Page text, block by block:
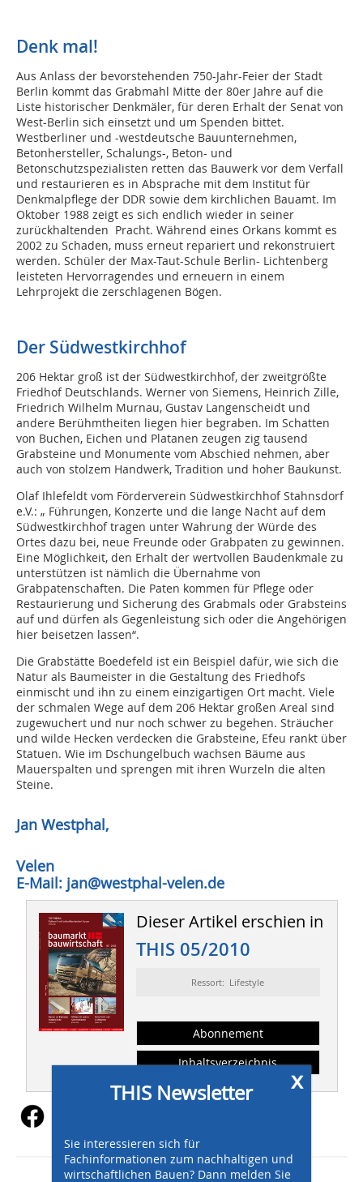
Denk mal!
Aus Anlass der bevorstehenden 750-Jahr-Feier der Stadt
Berlin kommt das Grabmahl Mitte der 80er Jahre auf die
Liste historischer Denkmäler, für deren Erhalt der Senat von
West-Berlin sich einsetzt und um Spenden bittet.
Westberliner und -westdeutsche Bauunternehmen,
Betonhersteller, Schalungs-, Beton- und
Betonschutzspezialisten retten das Bauwerk vor dem Verfall
und restaurieren es in Absprache mit dem Institut für
Denkmalpflege der DDR sowie dem kirchlichen Bauamt. Im
Oktober 1988 zeigt es sich endlich wieder in seiner
zurückhaltenden Pracht. Während eines Orkans kommt es
2002 zu Schaden, muss erneut repariert und rekonstruiert
werden. Schüler der Max-Taut-Schule Berlin- Lichtenberg
leisteten Hervorragendes und erneuern in einem
Lehrprojekt die zerschlagenen Bögen.
Der Südwestkirchhof
206 Hektar groß ist der Südwestkirchhof, der zweitgrößte
Friedhof Deutschlands. Werner von Siemens, Heinrich Zille,
Friedrich Wilhelm Murnau, Gustav Langenscheidt und
andere Berühmtheiten liegen hier begraben. Im Schatten
von Buchen, Eichen und Platanen zeugen zig tausend
Grabsteine und Monumente vom Abschied nehmen, aber
auch von stolzem Handwerk, Tradition und hoher Baukunst.
Olaf Ihlefeldt vom Förderverein Südwestkirchhof Stahnsdorf
e.V.: „ Führungen, Konzerte und die lange Nacht auf dem
Südwestkirchhof tragen unter Wahrung der Würde des
Ortes dazu bei, neue Freunde oder Grabpaten zu gewinnen.
Eine Möglichkeit, den Erhalt der wertvollen Baudenkmale zu
unterstützen ist nämlich die Übernahme von
Grabpatenschaften. Die Paten kommen für Pflege oder
Restaurierung und Sicherung des Grabmals oder Grabsteins
auf und dürfen als Gegenleistung sich oder die Angehörigen
hier beisetzen lassen“.
Die Grabstätte Boedefeld ist ein Beispiel dafür, wie sich die
Natur als Baumeister in die Gestaltung des Friedhofs
einmischt und ihn zu einem einzigartigen Ort macht. Viele
der schmalen Wege auf dem 206 Hektar großen Areal sind
zugewuchert und nur noch schwer zu begehen. Sträucher
und wilde Hecken verdecken die Grabsteine, Efeu rankt über
Statuen. Wie im Dschungelbuch wachsen Bäume aus
Mauerspalten und sprengen mit ihren Wurzeln die alten
Steine.
Jan Westphal,
Velen
E-Mail: jan@westphal-velen.de
Dieser Artikel erschien in
THIS 05/2010
Ressort: Lifestyle
Abonnement
Inhaltsverzeichnis
x
THIS Newsletter
Sie interessieren sich für
Fachinformationen zum nachhaltigen und
wirtschaftlichen Bauen? Dann melden Sie